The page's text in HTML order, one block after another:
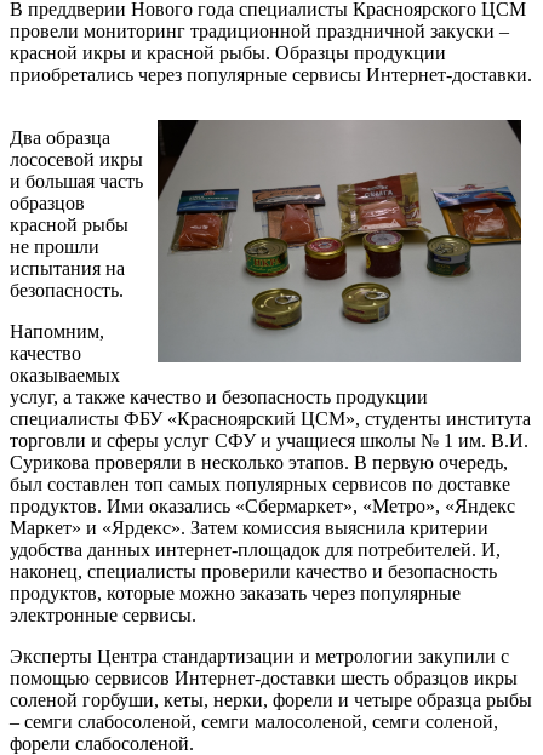
В преддверии Нового года специалисты Красноярского ЦСМ
провели мониторинг традиционной праздничной закуски –
красной икры и красной рыбы. Образцы продукции
приобретались через популярные сервисы Интернет-доставки.
Два образца
лососевой икры
и большая часть
образцов
красной рыбы
не прошли
испытания на
безопасность.
Напомним,
качество
оказываемых
услуг, а также качество и безопасность продукции
специалисты ФБУ «Красноярский ЦСМ», студенты института
торговли и сферы услуг СФУ и учащиеся школы № 1 им. В.И.
Сурикова проверяли в несколько этапов. В первую очередь,
был составлен топ самых популярных сервисов по доставке
продуктов. Ими оказались «Сбермаркет», «Метро», «Яндекс
Маркет» и «Ярдекс». Затем комиссия выяснила критерии
удобства данных интернет-площадок для потребителей. И,
наконец, специалисты проверили качество и безопасность
продуктов, которые можно заказать через популярные
электронные сервисы.
Эксперты Центра стандартизации и метрологии закупили с
помощью сервисов Интернет-доставки шесть образцов икры
соленой горбуши, кеты, нерки, форели и четыре образца рыбы
– семги слабосоленой, семги малосоленой, семги соленой,
форели слабосоленой.